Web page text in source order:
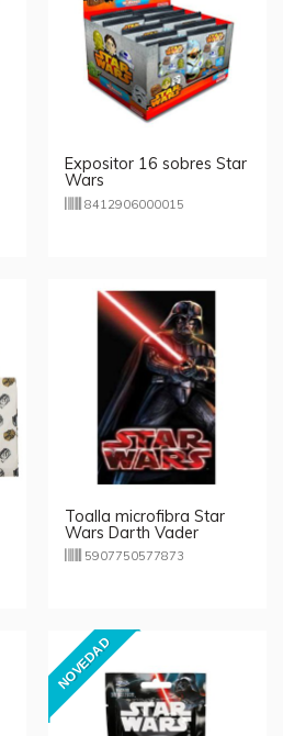
Expositor 16 sobres Star
Wars
8412906000015
Toalla microfibra Star
Wars Darth Vader
70x140cm
5907750577873
NOVEDAD